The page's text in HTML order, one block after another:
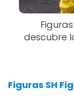
descubre
Figuras SH